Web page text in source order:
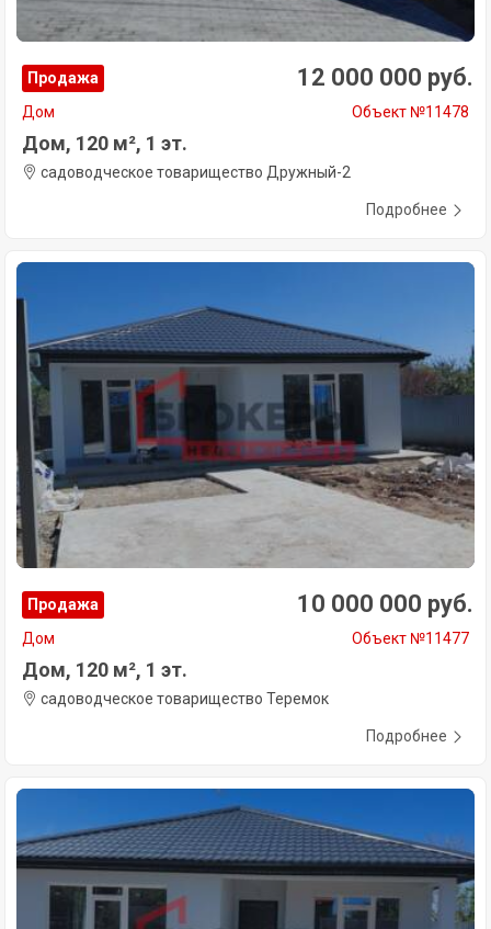
Продажа 12 000 000 руб.
Дом Объект №11478
Дом, 120 м², 1 эт.
садоводческое товарищество Дружный-2
Подробнее
Продажа 10 000 000 руб.
Дом Объект №11477
Дом, 120 м², 1 эт.
садоводческое товарищество Теремок
Подробнее